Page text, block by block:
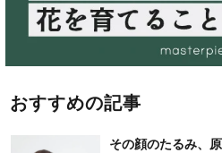
おすすめの記事
その顔のたるみ、